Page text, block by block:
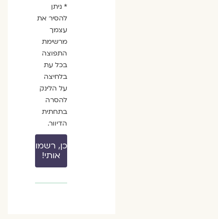
* ניתן
להסיר את
עצמך
מרשימת
התפוצה
בכל עת
בלחיצה
על הלינק
להסרה
בתחתית
הדיוור.
כן, רשמו
אותי!